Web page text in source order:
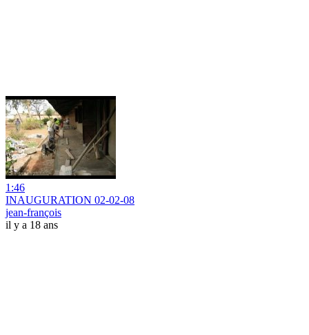
1:46
INAUGURATION 02-02-08
jean-françois
il y a 18 ans